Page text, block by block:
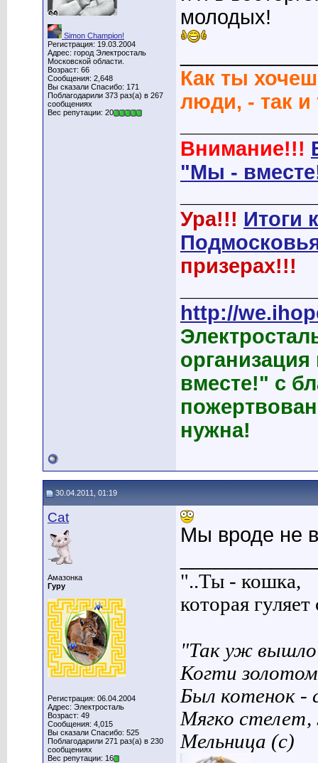
Simon Champion!
Регистрация: 19.03.2004
Адрес: город Электросталь
Московской области.
Возраст: 66
Сообщения: 2,648
Вы сказали Спасибо: 171
Поблагодарили 373 раз(а) в 267
сообщениях
Вес репутации: 20
молодых!
Как ты
люди, - так
Внимание!!!
"Мы -
Ура!!! Итоги
призерах!!!
http://
вместе!" с
нужна!
30.04.2011, 01:19
Cat
Амазонка
Гуру
Регистрация: 06.04.2004
Адрес: Электросталь
Возраст: 49
Сообщения: 4,015
Вы сказали Спасибо: 525
Поблагодарили 271 раз(а) в 230
сообщениях
Вес репутации: 16
Мы вроде не
"..Ты - кошка,
которая
"Так уж вышло
Когти
Был котенок -
Мягко
Мельница (с)